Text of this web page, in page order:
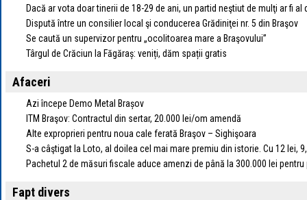
Dacă ar vota doar tinerii de 18-29 de ani, un partid neştiut de mulţi ar fi
Dispută între un consilier local şi conducerea Grădiniţei nr. 5 din Braşov
Se caută un supervizor pentru „ocolitoarea mare a Braşovului”
Târgul de Crăciun la Făgăraș: veniți, dăm spații gratis
Afaceri
Azi începe Demo Metal Brașov
ITM Braşov: Contractul din sertar, 20.000 lei/om amendă
Alte exproprieri pentru noua cale ferată Braşov – Sighişoara
S-a câştigat la Loto, al doilea cel mai mare premiu din istorie. Cu 12 lei,
Pachetul 2 de măsuri fiscale aduce amenzi de până la 300.000 lei
Fapt divers